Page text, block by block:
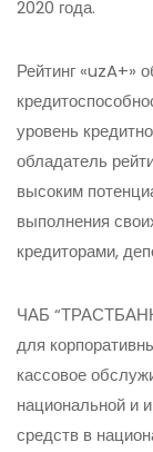
2020 года.
Рейтинг
уровень
обладатель
высоким
выполнения
кредиторами,
ЧАБ
для
кассовое
национальной и
средств в